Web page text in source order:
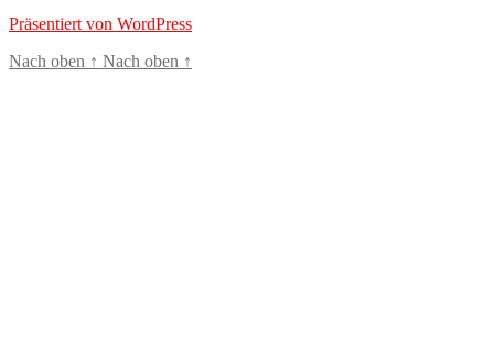
Präsentiert von WordPress
Nach oben ↑ Nach oben ↑